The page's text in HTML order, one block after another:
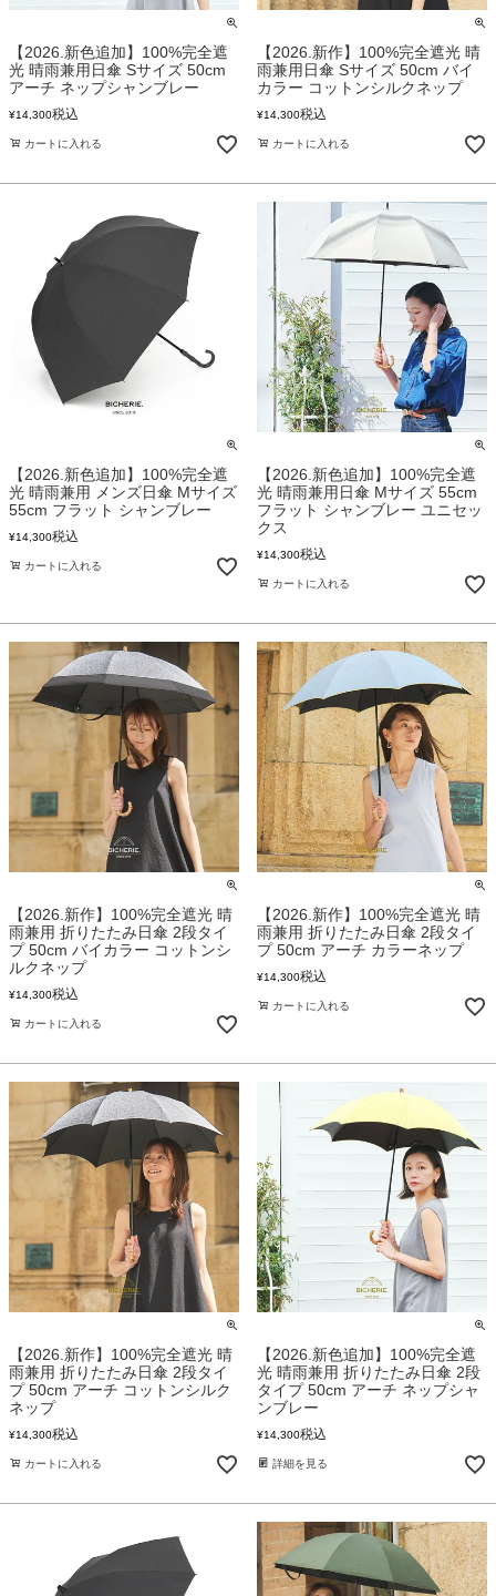
【2026.新色追加】100%完全遮
光 晴雨兼用日傘 Sサイズ 50cm
アーチ ネップシャンブレー
¥14,300税込
カートに入れる
【2026.新作】100%完全遮光 晴
雨兼用日傘 Sサイズ 50cm バイ
カラー コットンシルクネップ
¥14,300税込
カートに入れる
【2026.新色追加】100%完全遮
光 晴雨兼用 メンズ日傘 Mサイズ
55cm フラット シャンブレー
¥14,300税込
カートに入れる
【2026.新色追加】100%完全遮
光 晴雨兼用日傘 Mサイズ 55cm
フラット シャンブレー ユニセッ
クス
¥14,300税込
カートに入れる
【2026.新作】100%完全遮光 晴
雨兼用 折りたたみ日傘 2段タイ
プ 50cm バイカラー コットンシ
ルクネップ
¥14,300税込
カートに入れる
【2026.新作】100%完全遮光 晴
雨兼用 折りたたみ日傘 2段タイ
プ 50cm アーチ カラーネップ
¥14,300税込
カートに入れる
【2026.新作】100%完全遮光 晴
雨兼用 折りたたみ日傘 2段タイ
プ 50cm アーチ コットンシルク
ネップ
¥14,300税込
カートに入れる
【2026.新色追加】100%完全遮
光 晴雨兼用 折りたたみ日傘 2段
タイプ 50cm アーチ ネップシャ
ンブレー
¥14,300税込
詳細を見る